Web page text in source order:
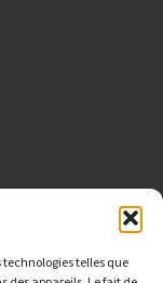
technologies telles que